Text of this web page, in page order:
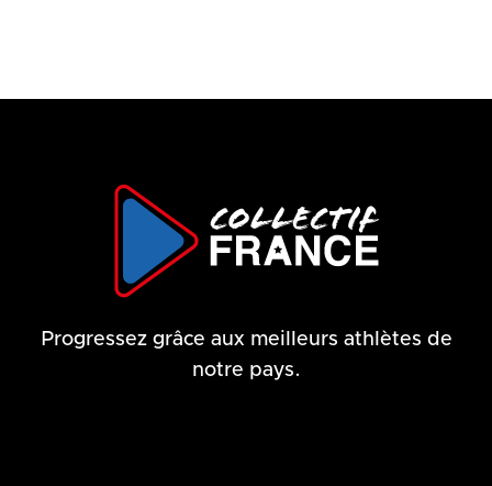
Progressez grâce aux meilleurs athlètes de
notre pays.